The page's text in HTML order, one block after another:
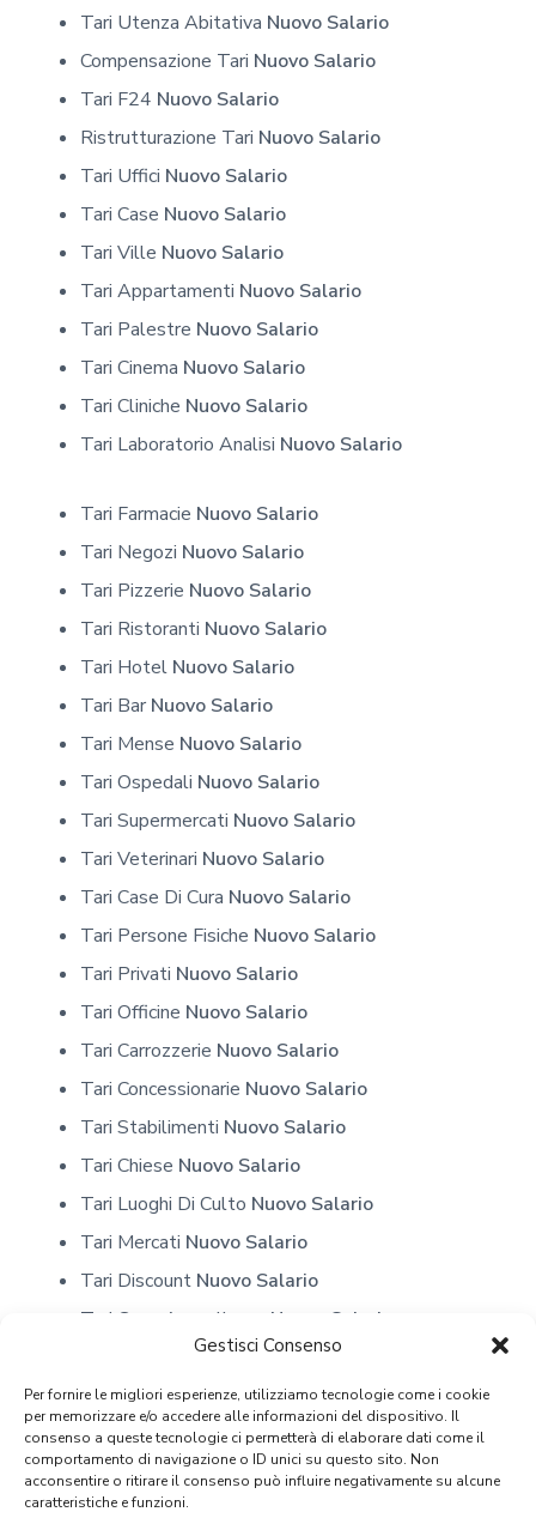
Gestisci Consenso
Per fornire le migliori esperienze, utilizziamo tecnologie come i cookie
per memorizzare e/o accedere alle informazioni del dispositivo. Il
consenso a queste tecnologie ci permetterà di elaborare dati come il
comportamento di navigazione o ID unici su questo sito. Non
acconsentire o ritirare il consenso può influire negativamente su alcune
caratteristiche e funzioni.
Tari Utenza Abitativa Nuovo Salario
Compensazione Tari Nuovo Salario
Tari F24 Nuovo Salario
Ristrutturazione Tari Nuovo Salario
Tari Uffici Nuovo Salario
Tari Case Nuovo Salario
Tari Ville Nuovo Salario
Tari Appartamenti Nuovo Salario
Tari Palestre Nuovo Salario
Tari Cinema Nuovo Salario
Tari Cliniche Nuovo Salario
Tari Laboratorio Analisi Nuovo Salario
Tari Farmacie Nuovo Salario
Tari Negozi Nuovo Salario
Tari Pizzerie Nuovo Salario
Tari Ristoranti Nuovo Salario
Tari Hotel Nuovo Salario
Tari Bar Nuovo Salario
Tari Mense Nuovo Salario
Tari Ospedali Nuovo Salario
Tari Supermercati Nuovo Salario
Tari Veterinari Nuovo Salario
Tari Case Di Cura Nuovo Salario
Tari Persone Fisiche Nuovo Salario
Tari Privati Nuovo Salario
Tari Officine Nuovo Salario
Tari Carrozzerie Nuovo Salario
Tari Concessionarie Nuovo Salario
Tari Stabilimenti Nuovo Salario
Tari Chiese Nuovo Salario
Tari Luoghi Di Culto Nuovo Salario
Tari Mercati Nuovo Salario
Tari Discount Nuovo Salario
Tari Case Accoglienza Nuovo Salario
Tari Istituto SuoreNuovo Salario
Tari ConventoNuovo Salario
Tari ScuoleNuovo Salario
Tari DepositiNuovo Salario
Tari Artigiani